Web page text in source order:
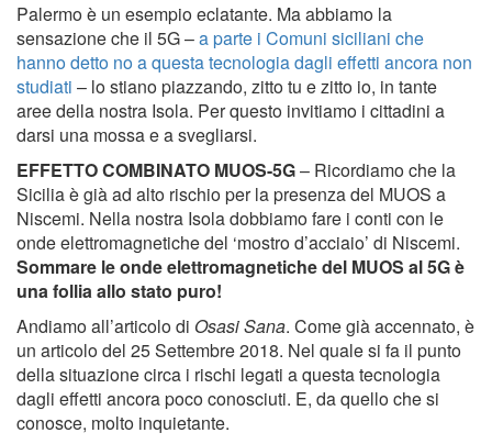
Palermo è un esempio eclatante. Ma abbiamo la
sensazione che il 5G –a parte i Comuni siciliani che
hanno detto no a questa tecnologia dagli effetti ancora non
studiati – lo stiano piazzando, zitto tu e zitto io, in tante
aree della nostra Isola. Per questo invitiamo i cittadini a
darsi una mossa e a svegliarsi.
EFFETTO COMBINATO MUOS-5G– Ricordiamo che la
Sicilia è già ad alto rischio per la presenza del MUOS a
Niscemi. Nella nostra Isola dobbiamo fare i conti con le
onde elettromagnetiche del ‘mostro d’acciaio’ di Niscemi.
Sommare le onde elettromagnetiche del MUOS al 5G è
una follia allo stato puro!
Andiamo all’articolo di Osasi Sana. Come già accennato, è
un articolo del 25 Settembre 2018. Nel quale si fa il punto
della situazione circa i rischi legati a questa tecnologia
dagli effetti ancora poco conosciuti. E, da quello che si
conosce, molto inquietante.